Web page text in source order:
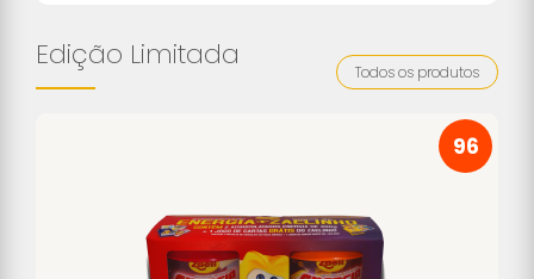
Edição Limitada Todos os produtos
96